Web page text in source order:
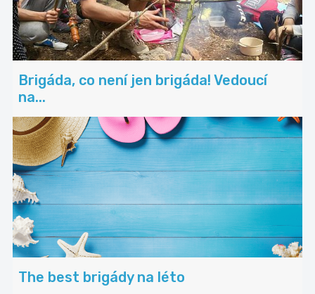
Brigáda, co není jen brigáda! Vedoucí
na...
The best brigády na léto